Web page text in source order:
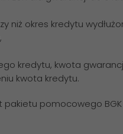
niż okres kredytu
kredytu, kwota
kwota kredytu.
pakietu pomocowego